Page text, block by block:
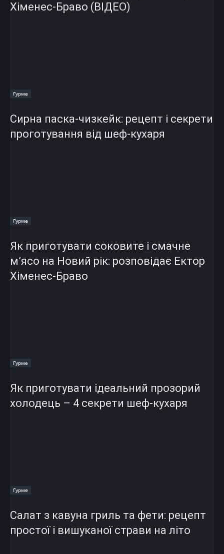
Хіменес-Браво (ВІДЕО)
Гурме
Сирна паска-чизкейк: рецепт і секрети
проготування від шеф-кухаря
Гурме
Як приготувати соковите і смачне
м’ясо на Новий рік: розповідає Ектор
Хіменес-Браво
Гурме
Як приготувати ідеальний прозорий
холодець – 4 секрети шеф-кухаря
Гурме
Салат з кавуна гриль та фети: рецепт
простої і вишуканої страви на літо